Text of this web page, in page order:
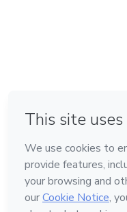
Feito com ❤ em Bogotá
Conheça a Hotmart